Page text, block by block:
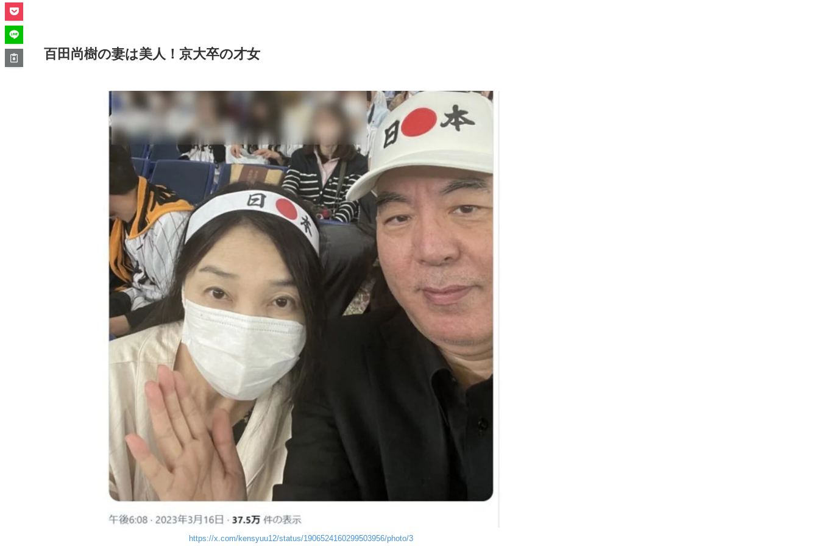
百田尚樹の妻は美人！京大卒の才女
https://x.com/kensyuu12/status/1906524160299503956/photo/3